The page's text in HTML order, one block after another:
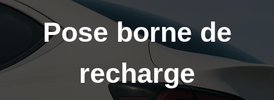
Pose borne de
recharge